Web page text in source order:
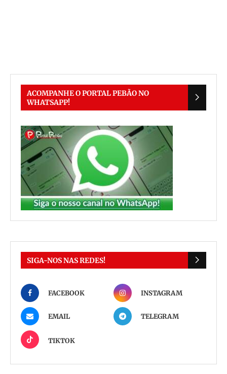
ACOMPANHE O PORTAL PEBÃO NO
WHATSAPP!
SIGA-NOS NAS REDES!
FACEBOOK INSTAGRAM
EMAIL TELEGRAM
TIKTOK